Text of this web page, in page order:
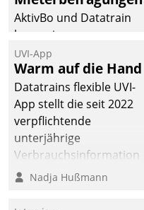
den Weg vom
Mieteranliegen zum
AktivBo und Datatrain
kooperieren –
Immobilienunternehmen
profitieren: Die nahtlose
Integration der Lösungen
von AktivBo und
Datatrain ermöglicht
automatisiert ausgelöste,
zielgerichtete
Mieterbefragungen – eine
starke Grundlage für
intelligente,
UVI-App
Warm auf die Hand
Datatrains flexible UVI-
App stellt die seit 2022
verpflichtende
unterjährige
Verbrauchsinformation
schnell, zuverlässig und
Die monatlichen
Nadja Hußmann